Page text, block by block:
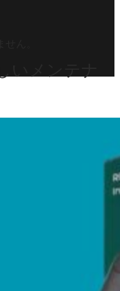
ん。
いメンテナ